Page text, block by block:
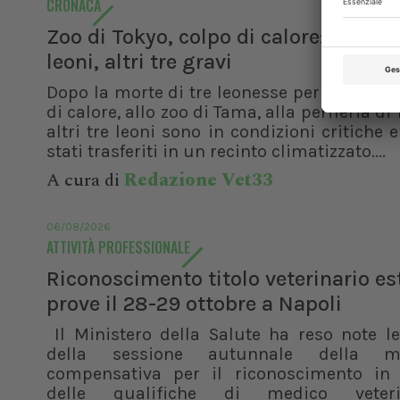
CRONACA
Zoo di Tokyo, colpo di calore: morti
leoni, altri tre gravi
Dopo la morte di tre leonesse per sospetto
di calore, allo zoo di Tama, alla periferia di
altri tre leoni sono in condizioni critiche e
stati trasferiti in un recinto climatizzato....
A cura di Redazione Vet33
06/08/2026
ATTIVITÀ PROFESSIONALE
Riconoscimento titolo veterinario
prove il 28-29 ottobre a Napoli
Il Ministero della Salute ha reso note
della sessione autunnale della
compensativa per il riconoscimento in
delle qualifiche di medico